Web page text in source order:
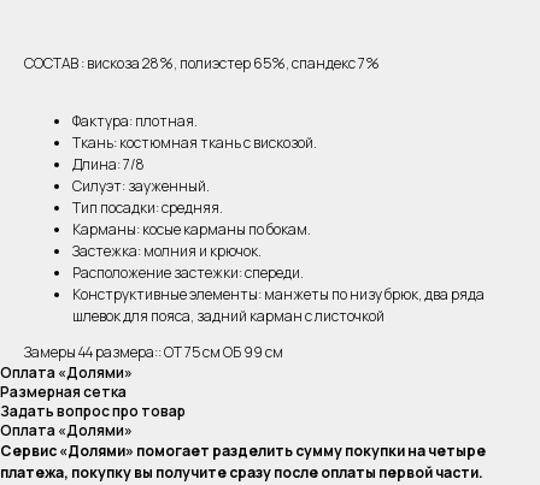
СОСТАВ : вискоза 28%, полиэстер 65%, спандекс 7%
Фактура: плотная.
Ткань: костюмная ткань с вискозой.
Длина: 7/8
Силуэт: зауженный.
Тип посадки: средняя.
Карманы: косые карманы по бокам.
Застежка: молния и крючок.
Расположение застежки: спереди.
Конструктивные элементы: манжеты по низу брюк, два ряда
шлевок для пояса, задний карман с листочкой
Замеры 44 размера:: ОТ 75 см ОБ 99 см
Оплата «Долями»
Размерная сетка
Задать вопрос про товар
Оплата «Долями»
Сервис «Долями» помогает разделить сумму покупки на четыре
платежа, покупку вы получите сразу после оплаты первой части.